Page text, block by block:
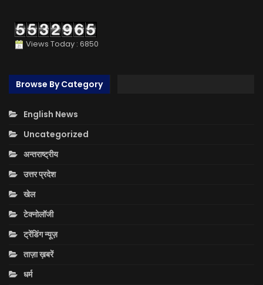
Views Today : 6850
Browse By Category
English News
Uncategorized
अन्तराष्ट्रीय
उत्तर प्रदेश
खेल
टेक्नोलॉजी
ट्रेंडिंग न्यूज़
ताज़ा ख़बरें
धर्म